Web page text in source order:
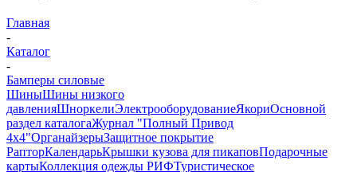
Главная
-
Каталог
-
Бамперы силовые
ШиныШины низкого
давленияШноркелиЭлектрооборудованиеЯкориОсновной
раздел каталогаЖурнал "Полный Привод
4х4"ОрганайзерыЗащитное покрытие
РапторКалендарьКрышки кузова для пикаповПодарочные
картыКоллекция одежды РИФТуристическое